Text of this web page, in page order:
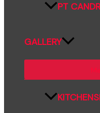
PT
GALLERY